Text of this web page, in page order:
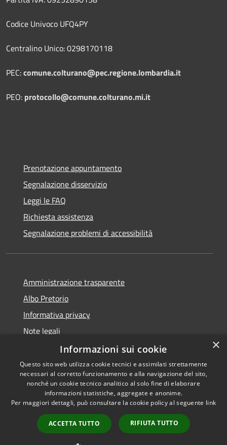
Codice Univoco UFQ4PY
Centralino Unico: 0298170118
PEC:comune.colturano@pec.regione.lombardia.it
PEO: protocollo@comune.colturano.mi.it
Prenotazione appuntamento
Segnalazione disservizio
Leggi le FAQ
Richiesta assistenza
Segnalazione problemi di accessibilità
Amministrazione trasparente
Albo Pretorio
Informativa privacy
Note legali
Dichiarazione di accessibilità
RSS
Accessibilità
Copyright © 2026 • Comune di
Municipium•
Accesso
redazione
×
Informazioni sui cookie
Questo sito web utilizza cookie tecnici e assimilati strettamente
necessari al corretto funzionamento e alla navigazione del sito,
nonché un cookie tecnico analitico al solo fine di elaborare
informazioni statistiche, aggregate e anonime.
Per maggiori dettagli, può consultare la cookie policy al seguente link
ACCETTA TUTTO RIFIUTA TUTTO